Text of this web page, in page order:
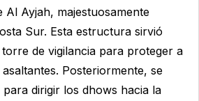
Al Ayjah, majestuosamente
Sur. Esta estructura sirvió
de vigilancia para proteger a
Posteriormente, se
dirigir los dhows hacia la